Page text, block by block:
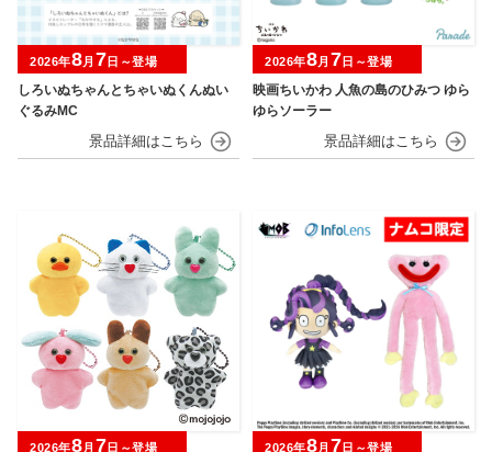
しろいぬちゃんとちゃいぬくんぬい
ぐるみMC
2026年8月 7日～登場
映画ちいかわ 人魚の島のひみつ ゆら
ゆらソーラー
2026年8月 7日～登場
2026年8月 7 日～登場 2026年8月 7 日～登場